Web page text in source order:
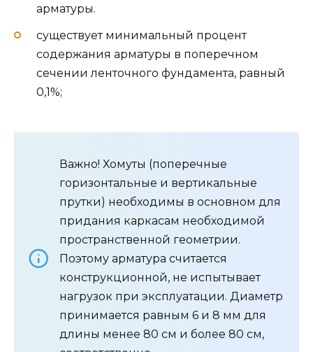
арматуры.
существует минимальный процент
содержания арматуры в поперечном
сечении ленточного фундамента, равный
0,1%;
Важно! Хомуты (поперечные
горизонтальные и вертикальные
прутки) необходимы в основном для
придания каркасам необходимой
пространственной геометрии.
Поэтому арматура считается
конструкционной, не испытывает
нагрузок при эксплуатации. Диаметр
принимается равным 6 и 8 мм для
длины менее 80 см и более 80 см,